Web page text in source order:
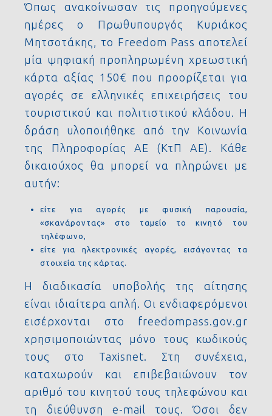
Όπως ανακοίνωσαν τις προηγούμενες
ημέρες ο Πρωθυπουργός Κυριάκος
Μητσοτάκης, το Freedom Pass αποτελεί
μία ψηφιακή προπληρωμένη χρεωστική
κάρτα αξίας 150€ που προορίζεται για
αγορές σε ελληνικές επιχειρήσεις του
τουριστικού και πολιτιστικού κλάδου. Η
δράση υλοποιήθηκε από την Κοινωνία
της Πληροφορίας ΑΕ (ΚτΠ ΑΕ). Κάθε
δικαιούχος θα μπορεί να πληρώνει με
αυτήν:
είτε για αγορές με φυσική παρουσία,
«σκανάροντας» στο ταμείο το κινητό του
τηλέφωνο,
είτε για ηλεκτρονικές αγορές, εισάγοντας τα
στοιχεία της κάρτας.
Η διαδικασία υποβολής της αίτησης
είναι ιδιαίτερα απλή. Οι ενδιαφερόμενοι
εισέρχονται στο freedompass.gov.gr
χρησιμοποιώντας μόνο τους κωδικούς
τους στο Taxisnet. Στη συνέχεια,
καταχωρούν και επιβεβαιώνουν τον
αριθμό του κινητού τους τηλεφώνου και
τη διεύθυνση e-mail τους. Όσοι δεν